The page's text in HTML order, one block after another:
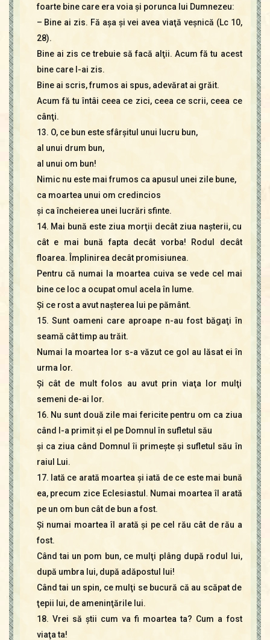
foarte bine care era voia şi porunca lui Dumnezeu:
– Bine ai zis. Fă aşa şi vei avea viaţă veşnică (Lc 10,
28).
Bine ai zis ce trebuie să facă alţii. Acum fă tu acest
bine care l-ai zis.
Bine ai scris, frumos ai spus, adevărat ai grăit.
Acum fă tu întâi ceea ce zici, ceea ce scrii, ceea ce
cânţi.
13. O, ce bun este sfârşitul unui lucru bun,
al unui drum bun,
al unui om bun!
Nimic nu este mai frumos ca apusul unei zile bune,
ca moartea unui om credincios
şi ca încheierea unei lucrări sfinte.
14. Mai bună este ziua morţii decât ziua naşterii, cu
cât e mai bună fapta decât vorba! Rodul decât
floarea. Împlinirea decât promisiunea.
Pentru că numai la moartea cuiva se vede cel mai
bine ce loc a ocupat omul acela în lume.
Şi ce rost a avut naşterea lui pe pământ.
15. Sunt oameni care aproape n-au fost băgaţi în
seamă cât timp au trăit.
Numai la moartea lor s-a văzut ce gol au lăsat ei în
urma lor.
Şi cât de mult folos au avut prin viaţa lor mulţi
semeni de-ai lor.
16. Nu sunt două zile mai fericite pentru om ca ziua
când l-a primit şi el pe Domnul în sufletul său
şi ca ziua când Domnul îi primeşte şi sufletul său în
raiul Lui.
17. Iată ce arată moartea şi iată de ce este mai bună
ea, precum zice Eclesiastul. Numai moartea îl arată
pe un om bun cât de bun a fost.
Şi numai moartea îl arată şi pe cel rău cât de rău a
fost.
Când tai un pom bun, ce mulţi plâng după rodul lui,
după umbra lui, după adăpostul lui!
Când tai un spin, ce mulţi se bucură că au scăpat de
ţepii lui, de ameninţările lui.
18. Vrei să ştii cum va fi moartea ta? Cum a fost
viaţa ta!